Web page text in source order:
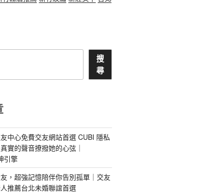
搜
尋
中心免費交友網站首選 CUBI 隱私
實的聲音撩撥她的心弦｜
引擎
，超強記憶陪伴你告別孤單｜交友
推薦台北未婚聯誼首選